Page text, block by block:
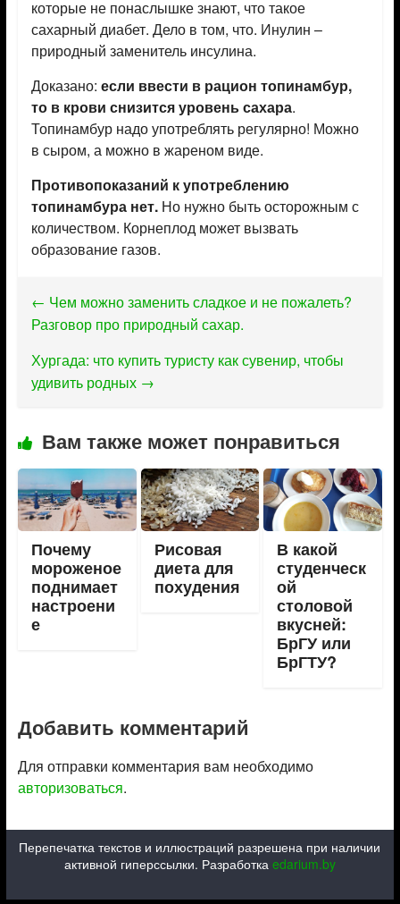
которые не понаслышке знают, что такое
сахарный диабет. Дело в том, что. Инулин –
природный заменитель инсулина.
Доказано: если ввести в рацион топинамбур,
то в крови снизится уровень сахара.
Топинамбур надо употреблять регулярно! Можно
в сыром, а можно в жареном виде.
Противопоказаний к употреблению
топинамбура нет.Но нужно быть осторожным с
количеством. Корнеплод может вызвать
образование газов.
← Чем можно заменить сладкое и не пожалеть?
Разговор про природный сахар.
Хургада: что купить туристу как сувенир, чтобы
удивить родных →
Вам также может понравиться
Почему
мороженое
поднимает
настроени
е
Рисовая
диета для
похудения
В какой
студенческ
ой
столовой
вкусней:
БрГУ или
БрГТУ?
Добавить комментарий
Для отправки комментария вам необходимо
авторизоваться.
Перепечатка текстов и иллюстраций разрешена при наличии
активной гиперссылки. Разработка edarium.by